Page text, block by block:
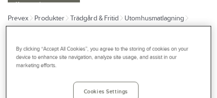
Kampanjer
Outlet
Bli kund
Prevex Produkter Trädgård & Fritid
Utomhusmatlagning
MUURIKKA
Muurikka
By clicking “Accept All Cookies”, you agree to the storing of cookies on your
device to enhance site navigation, analyze site usage, and assist in our
marketing efforts.
Cookies Settings